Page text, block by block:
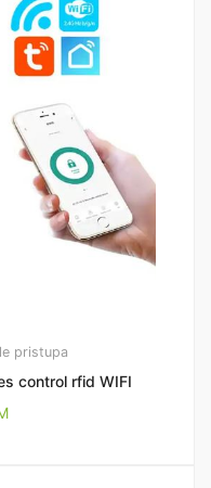
pristupa
control rfid WIFI